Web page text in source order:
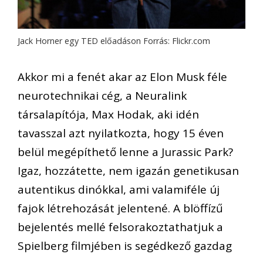
Jack Horner egy TED előadáson Forrás: Flickr.com
Akkor mi a fenét akar az Elon Musk féle
neurotechnikai cég, a Neuralink
társalapítója, Max Hodak, aki idén
tavasszal azt nyilatkozta, hogy 15 éven
belül megépíthető lenne a Jurassic Park?
Igaz, hozzátette, nem igazán genetikusan
autentikus dinókkal, ami valamiféle új
fajok létrehozását jelentené. A blöffízű
bejelentés mellé felsorakoztathatjuk a
Spielberg filmjében is segédkező gazdag